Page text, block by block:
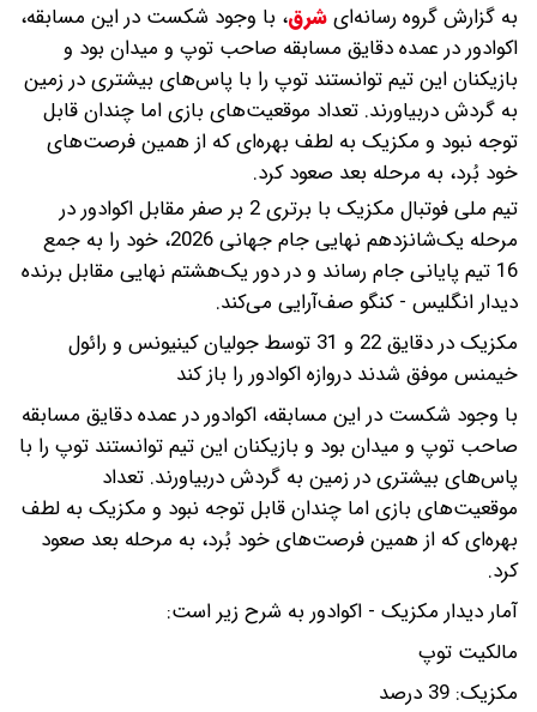
به گزارش گروه رسانه‌ایشرق، با وجود شکست در این مسابقه،
اکوادور در عمده دقایق مسابقه صاحب توپ و میدان بود و
بازیکنان این تیم توانستند توپ را با پاس‌های بیشتری در زمین
به گردش دربیاورند. تعداد موقعیت‌های بازی اما چندان قابل
توجه نبود و مکزیک به لطف بهره‌ای که از همین فرصت‌های
خود بُرد، به مرحله بعد صعود کرد.
تیم ملی فوتبال مکزیک با برتری 2 بر صفر مقابل اکوادور در
مرحله یک‌شانزدهم نهایی جام جهانی 2026، خود را به جمع
16 تیم پایانی جام رساند و در دور یک‌هشتم نهایی مقابل برنده
دیدار انگلیس - کنگو صف‌آرایی می‌کند.
مکزیک در دقایق 22 و 31 توسط جولیان کینیونس و رائول
خیمنس موفق شدند دروازه اکوادور را باز کند
با وجود شکست در این مسابقه، اکوادور در عمده دقایق مسابقه
صاحب توپ و میدان بود و بازیکنان این تیم توانستند توپ را با
پاس‌های بیشتری در زمین به گردش دربیاورند. تعداد
موقعیت‌های بازی اما چندان قابل توجه نبود و مکزیک به لطف
بهره‌ای که از همین فرصت‌های خود بُرد، به مرحله بعد صعود
کرد.
آمار دیدار مکزیک - اکوادور به شرح زیر است:
مالکیت توپ
مکزیک: 39 درصد